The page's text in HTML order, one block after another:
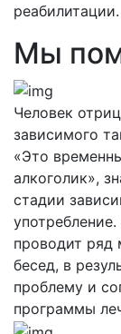
реабилитации.
Мы
Человек
зависимого
«Это
алкоголик»,
стадии
проводит ряд
бесед, в
проблему и
программы